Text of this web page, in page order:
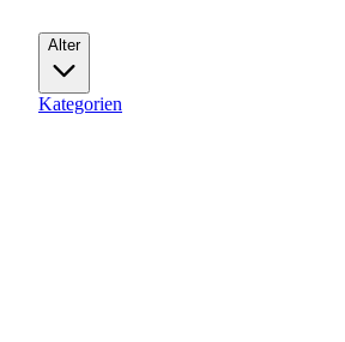
Alter
Kategorien